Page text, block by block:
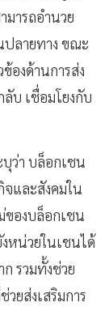
มารถอำนวย
ปลายทาง ขณะ
องด้านการส่ง
บ เชื่อมโยงกับ
ว่า บล็อกเชน
และสังคมใน
ของบล็อกเชน
หน่วยในเชนได้
รวมทั้งช่วย
วยส่งเสริมการ